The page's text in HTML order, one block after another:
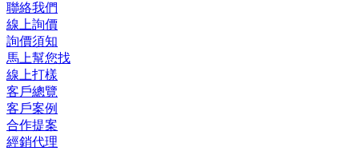
聯絡我們
線上詢價
詢價須知
馬上幫您找
線上打樣
客戶總覽
客戶案例
合作提案
經銷代理